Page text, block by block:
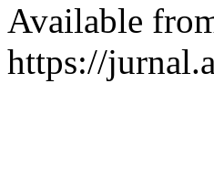
Available
https://